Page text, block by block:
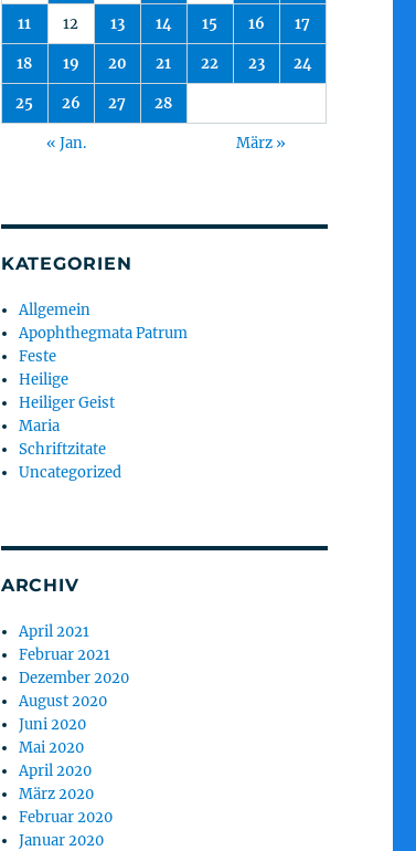
11 12 13 14 15 16 17
18 19 20 21 22 23 24
25 26 27 28
« Jan. März »
KATEGORIEN
Allgemein
Apophthegmata Patrum
Feste
Heilige
Heiliger Geist
Maria
Schriftzitate
Uncategorized
ARCHIV
April 2021
Februar 2021
Dezember 2020
August 2020
Juni 2020
Mai 2020
April 2020
März 2020
Februar 2020
Januar 2020